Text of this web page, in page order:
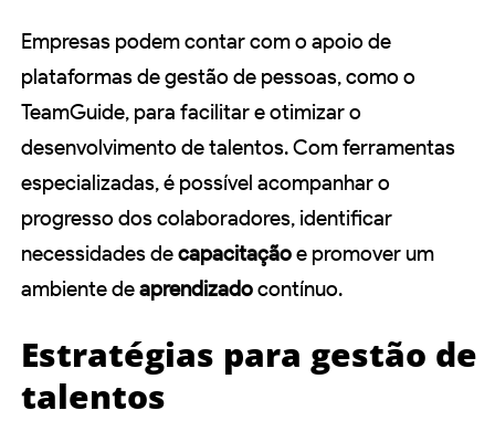
Empresas podem contar com o apoio de
plataformas de gestão de pessoas, como o
TeamGuide, para facilitar e otimizar o
desenvolvimento de talentos. Com ferramentas
especializadas, é possível acompanhar o
progresso dos colaboradores, identificar
necessidades decapacitaçãoe promover um
ambiente deaprendizadocontínuo.
Estratégias para gestão de
talentos